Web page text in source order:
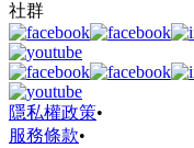
社群
隱私權政策•
服務條款•